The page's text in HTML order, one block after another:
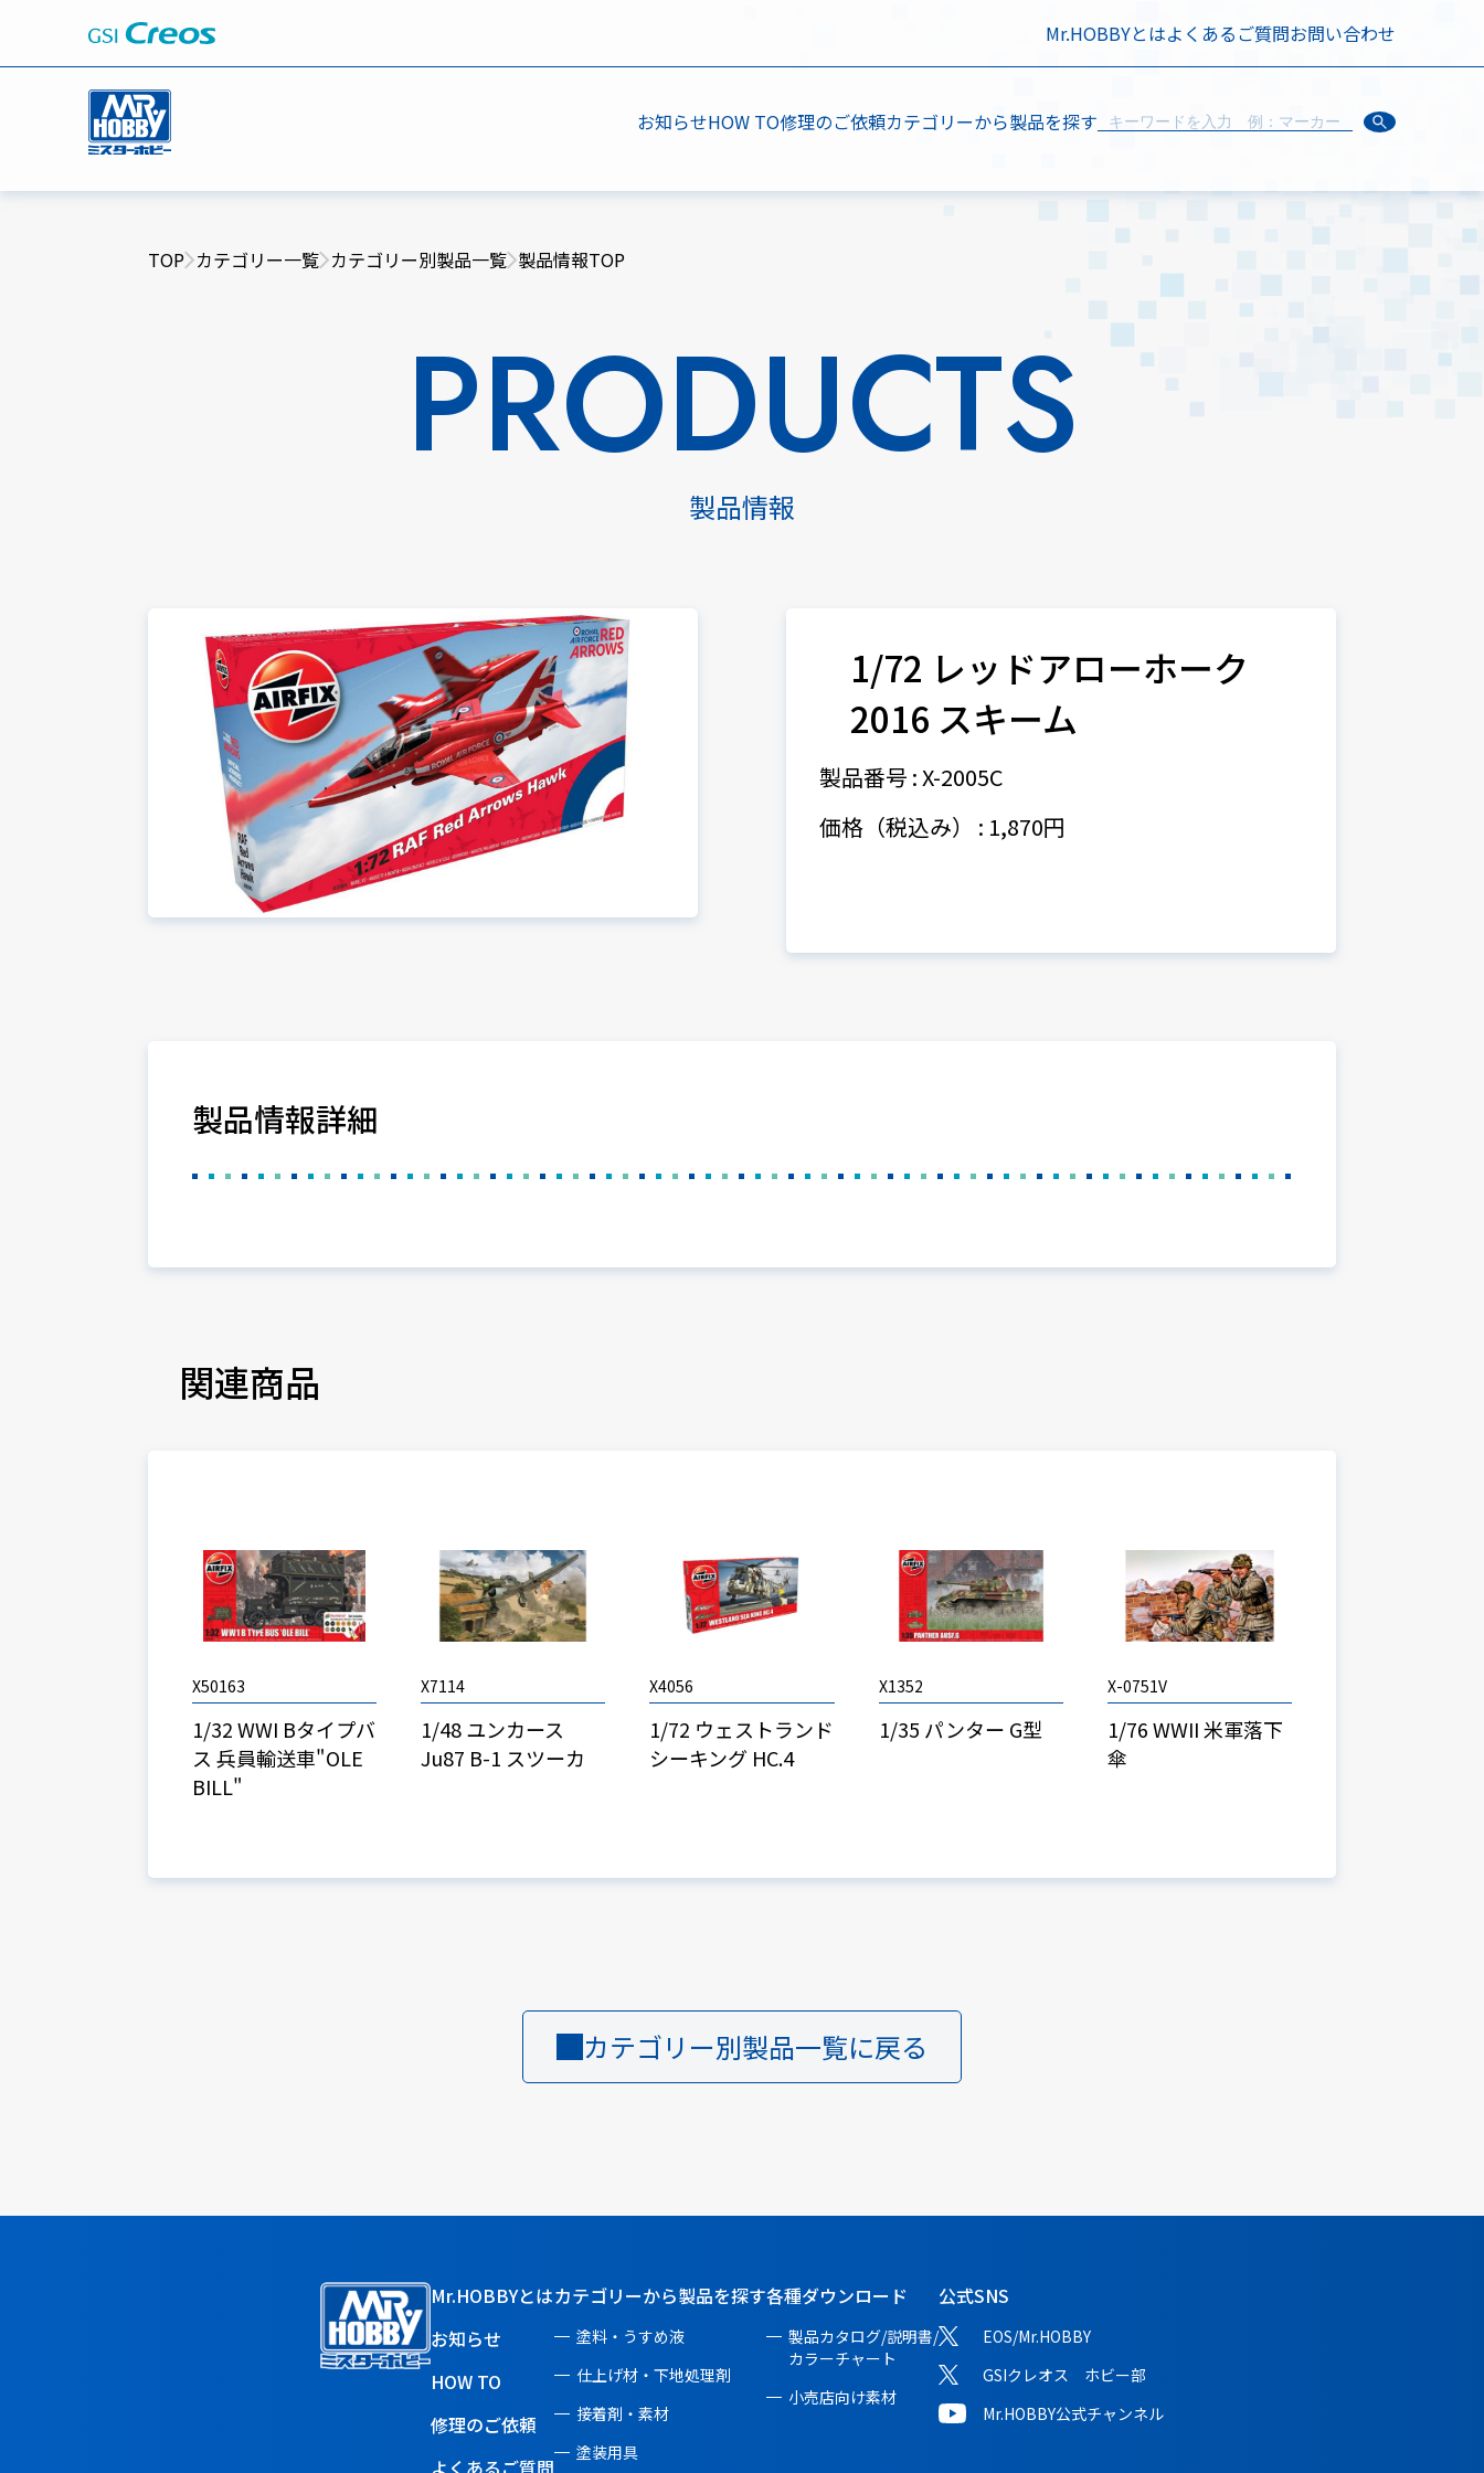
Mr.HOBBYとはよくあるご質問お問い合わせ
お知らせHOW TO修理のご依頼カテゴリーから製品を探す
TOP カテゴリー一覧 カテゴリー別製品一覧 製品情報TOP
PRODUCTS
製品情報
1/72 レッドアローホーク
2016 スキーム
製品番号 : X-2005C
価格（税込み） : 1,870円
製品情報詳細
関連商品
X50163
1/32 WWI Bタイプバ
ス 兵員輸送車"OLE
BILL"
X7114
1/48 ユンカース
Ju87 B-1 スツーカ
X4056
1/72 ウェストランド
シーキング HC.4
X1352
1/35 パンター G型
X-0751V
1/76 WWII 米軍落下
傘
カテゴリー別製品一覧に戻る
Mr.HOBBYとは
お知らせ
HOW TO
修理のご依頼
よくあるご質問
カテゴリーから製品を探す
塗料・うすめ液
仕上げ材・下地処理剤
接着剤・素材
塗装用具
各種ダウンロード
製品カタログ/説明書/
カラーチャート
小売店向け素材
公式SNS
EOS/Mr.HOBBY
GSIクレオス ホビー部
Mr.HOBBY公式チャンネル